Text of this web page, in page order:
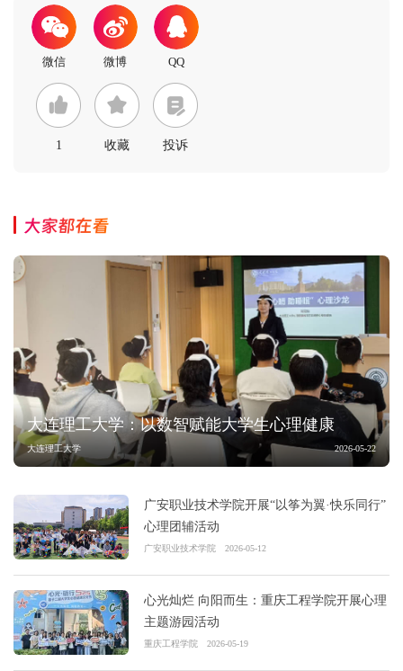
1 收藏 投诉
大家都在看
大连理工大学：以数智赋能大学生心理健康
大连理工大学 2026-05-22
广安职业技术学院开展“以筝为翼·快乐同行”
心理团辅活动
广安职业技术学院 2026-05-12
心光灿烂 向阳而生：重庆工程学院开展心理
主题游园活动
重庆工程学院 2026-05-19